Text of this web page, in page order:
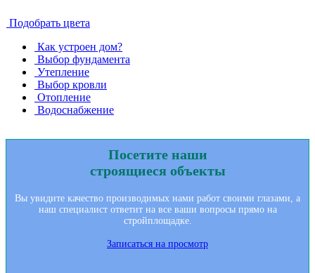
Подобрать цвета
Как устроен дoм?
Выбор фундамента
Утепление
Выбор кровли
Отопление
Водоснабжение
Посетите наши
строящиеся объекты
Вы увидите качество производимых нами работ своими глазами, а
наш специалист ответит на все ваши вопросы прямо на
стройплощадке.
Записаться на просмотр